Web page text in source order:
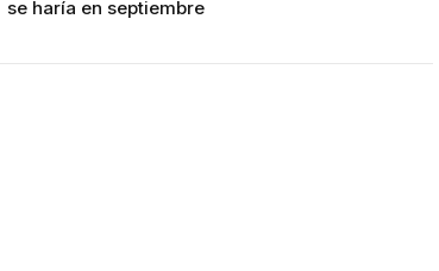
se haría en septiembre